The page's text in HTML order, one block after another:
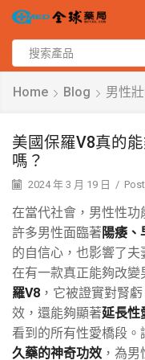
Home Blog 男性
美國保羅V8真的
嗎？
2024 年 3 月 19 日 /
在當代社會，男性性功
許多男性面臨著 陽痿、
的自信心，也影響了
在有一款真正能夠改
羅V8 ，它被證實對腎
效，還能夠顯著延長性
看到的所有性愛橋段。
久藥的神奇功效 ，為